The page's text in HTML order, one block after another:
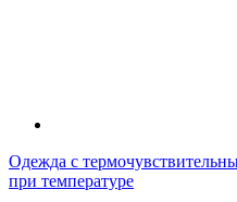
Одежда с
при температуре